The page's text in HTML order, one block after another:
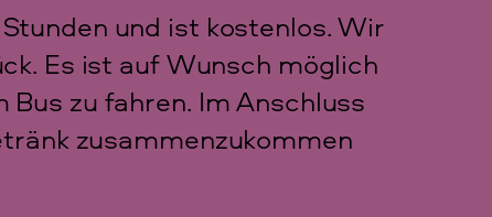
und ist kostenlos. Wir
Es ist auf Wunsch möglich
zu fahren. Im Anschluss
zusammenzukommen